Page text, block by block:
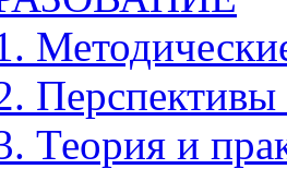
Перспективы
Теория и